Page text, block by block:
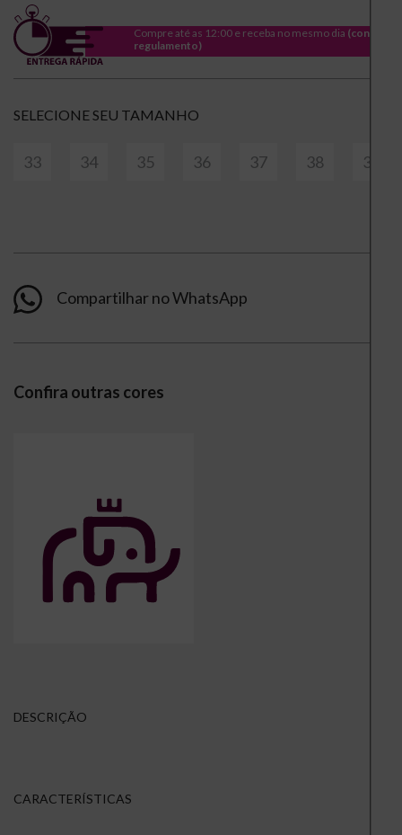
Compre até as 12:00 e receba no mesmo dia (consulte
regulamento)
TAMANHO
33 34 35 36 37 38 39
Compartilhar no WhatsApp
Confira outras cores
DESCRIÇÃO
CARACTERÍSTICAS